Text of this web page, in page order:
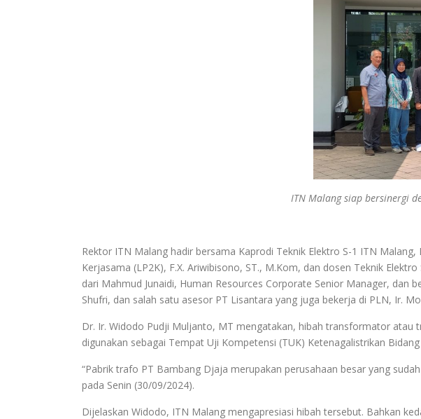
ITN Malang siap bersinergi
Rektor ITN Malang hadir bersama Kaprodi Teknik Elektro S-1 ITN
Kerjasama (LP2K), F.X. Ariwibisono, ST., M.Kom, dan dosen Teknik
dari Mahmud Junaidi, Human Resources Corporate Senior Manager, dan
Shufri, dan salah satu asesor PT Lisantara yang juga bekerja di PLN, Ir.
Dr. Ir. Widodo Pudji Muljanto, MT mengatakan, hibah transformator atau
digunakan sebagai Tempat Uji Kompetensi (TUK) Ketenagalistrikan
“Pabrik trafo PT Bambang Djaja merupakan perusahaan besar yang
pada Senin (30/09/2024).
Dijelaskan Widodo, ITN Malang mengapresiasi hibah tersebut. Bahkan